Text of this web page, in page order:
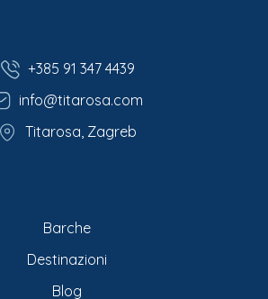
+385 91 347 4439
info@titarosa.com
Titarosa, Zagreb
Barche
Destinazioni
Blog